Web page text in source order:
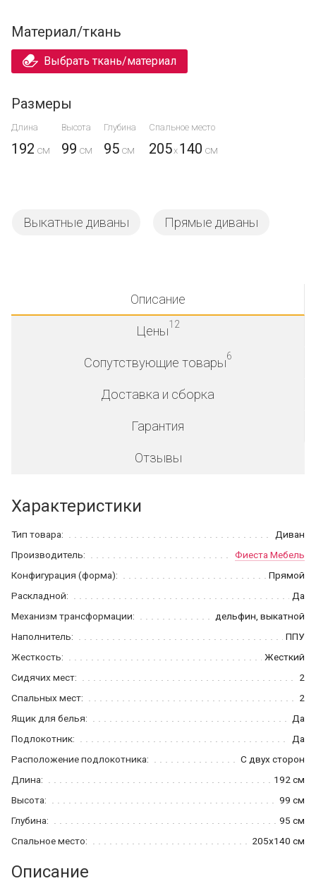
Материал/ткань
Выбрать ткань/материал
Размеры
Длина Высота Глубина Спальное место
192 99 95 205x 140
Выкатные диваны Прямые диваны
Описание
Цены12
Сопутствующие товары6
Доставка и сборка
Гарантия
Отзывы
Характеристики
Тип товара:
Диван
Производитель:
Фиеста Мебель
Конфигурация (форма):
Прямой
Раскладной:
Да
Механизм трансформации:
дельфин, выкатной
Наполнитель:
ППУ
Жесткость:
Жесткий
Сидячих мест:
2
Спальных мест:
2
Ящик для белья:
Да
Подлокотник:
Да
Расположение подлокотника:
С двух сторон
Длина:
192 см
Высота:
99 см
Глубина:
95 см
Спальное место:
205x140 см
Описание